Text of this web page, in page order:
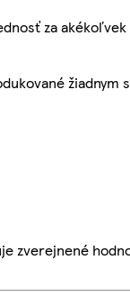
za
žiadnym
zverejnené